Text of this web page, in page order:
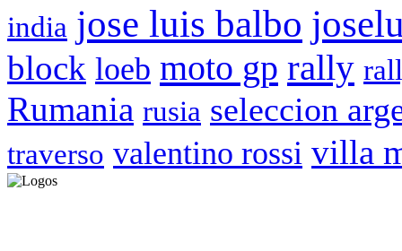
india jose luis balbo
block loeb moto gp rally
Rumania rusia seleccion
traverso valentino rossi villa